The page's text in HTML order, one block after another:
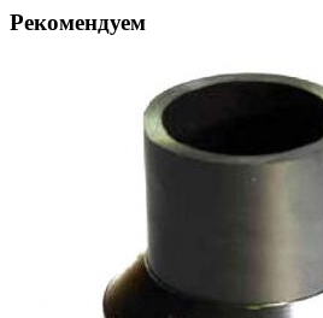
Рекомендуем